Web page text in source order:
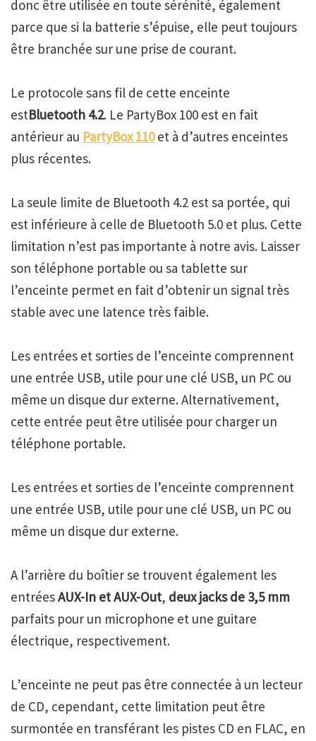
donc être utilisée en toute sérénité, également
parce que si la batterie s’épuise, elle peut toujours
être branchée sur une prise de courant.
Le protocole sans fil de cette enceinte
estBluetooth 4.2. Le PartyBox 100 est en fait
antérieur au PartyBox 110et à d’autres enceintes
plus récentes.
La seule limite de Bluetooth 4.2 est sa portée, qui
est inférieure à celle de Bluetooth 5.0 et plus. Cette
limitation n’est pas importante à notre avis. Laisser
son téléphone portable ou sa tablette sur
l’enceinte permet en fait d’obtenir un signal très
stable avec une latence très faible.
Les entrées et sorties de l’enceinte comprennent
une entrée USB, utile pour une clé USB, un PC ou
même un disque dur externe. Alternativement,
cette entrée peut être utilisée pour charger un
téléphone portable.
Les entrées et sorties de l’enceinte comprennent
une entrée USB, utile pour une clé USB, un PC ou
même un disque dur externe.
A l’arrière du boîtier se trouvent également les
entréesAUX-In et AUX-Out, deux jacks de 3,5 mm
parfaits pour un microphone et une guitare
électrique, respectivement.
L’enceinte ne peut pas être connectée à un lecteur
de CD, cependant, cette limitation peut être
surmontée en transférant les pistes CD en FLAC, en